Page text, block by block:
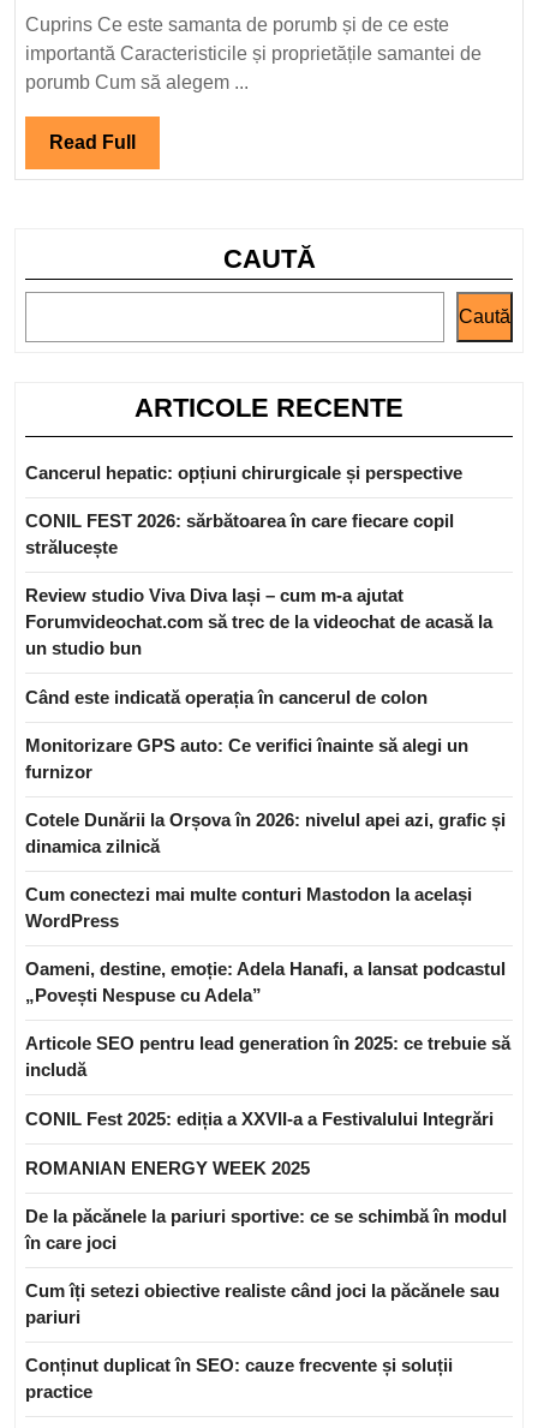
de
și
Cuprins Ce este samanta de porumb și de ce este
importantă Caracteristicile și proprietățile samantei de
porumb Cum să alegem ...
Read Full Read
Full
CAUTĂ
Caută
ARTICOLE RECENTE
Cancerul hepatic: opțiuni chirurgicale și perspective
CONIL FEST 2026: sărbătoarea în care fiecare copil
strălucește
Review studio Viva Diva Iași – cum m-a ajutat
Forumvideochat.com să trec de la videochat de acasă la
un studio bun
Când este indicată operația în cancerul de colon
Monitorizare GPS auto: Ce verifici înainte să alegi un
furnizor
Cotele Dunării la Orșova în 2026: nivelul apei azi, grafic și
dinamica zilnică
Cum conectezi mai multe conturi Mastodon la același
WordPress
Oameni, destine, emoție: Adela Hanafi, a lansat podcastul
„Povești Nespuse cu Adela”
Articole SEO pentru lead generation în 2025: ce trebuie să
includă
CONIL Fest 2025: ediția a XXVII-a a Festivalului Integrări
ROMANIAN ENERGY WEEK 2025
De la păcănele la pariuri sportive: ce se schimbă în modul
în care joci
Cum îți setezi obiective realiste când joci la păcănele sau
pariuri
Conținut duplicat în SEO: cauze frecvente și soluții
practice